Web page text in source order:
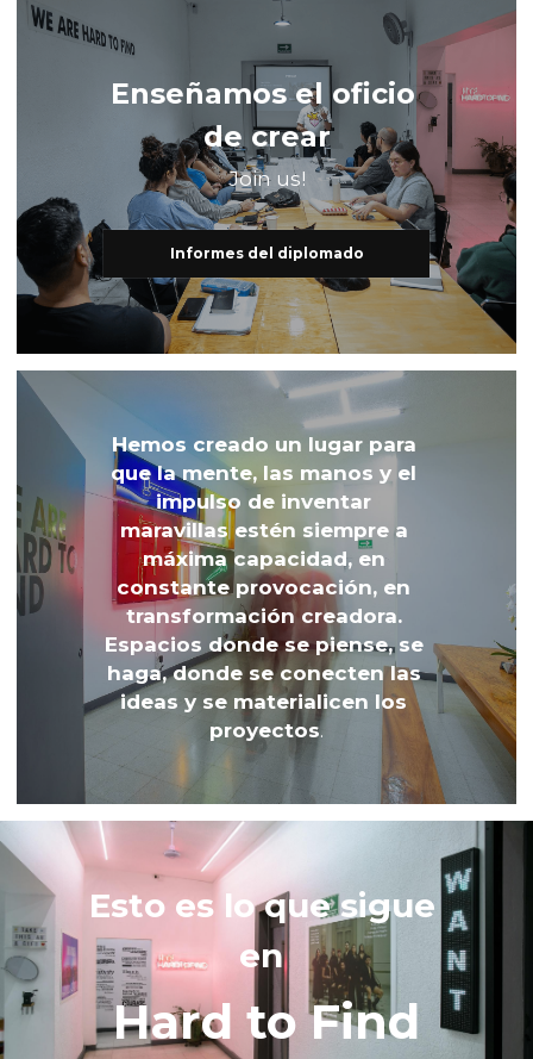
Enseñamos el oficio
de crear
Join us!
Informes del diplomado
Hemos creado un lugar para
que la mente, las manos y el
impulso de inventar
maravillas estén siempre a
máxima capacidad, en
constante provocación, en
transformación creadora.
Espacios donde se piense, se
haga, donde se conecten las
ideas y se materialicen los
proyectos.
Esto es lo que sigue
en
Hard to Find